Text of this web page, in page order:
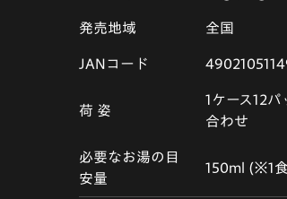
発売地域 全国
JANコード
荷 姿
1ケース12
合わせ
必要なお湯の目
安量
150ml (※1